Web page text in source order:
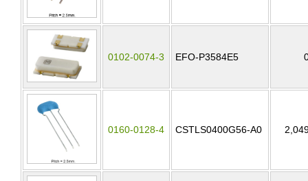
0102-0074-3 EFO-P3584E5
0160-0128-4 CSTLS0400G56-A0